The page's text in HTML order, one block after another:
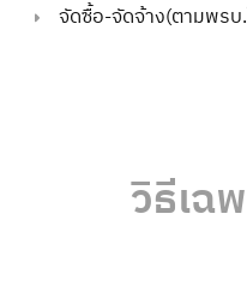
จัดซื้อ-จัดจ้าง(ตามพรบ
วิธีเฉ